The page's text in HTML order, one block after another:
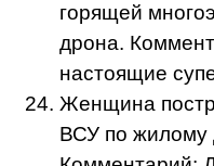
горящей
дрона.
настоящие
Женщина
ВСУ по жилому